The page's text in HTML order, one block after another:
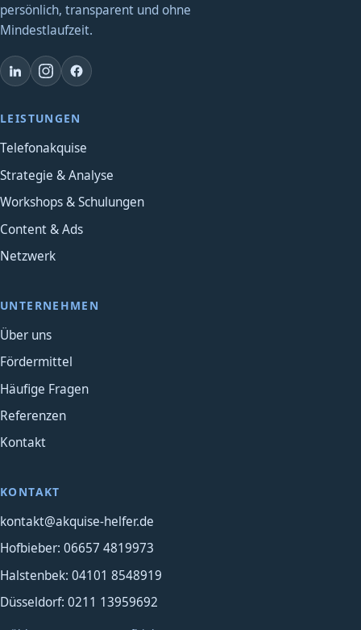
persönlich, transparent und ohne
Mindestlaufzeit.
LEISTUNGEN
Telefonakquise
Strategie & Analyse
Workshops & Schulungen
Content & Ads
Netzwerk
UNTERNEHMEN
Über uns
Fördermittel
Häufige Fragen
Referenzen
Kontakt
KONTAKT
kontakt@akquise-helfer.de
Hofbieber: 06657 4819973
Halstenbek: 04101 8548919
Düsseldorf: 0211 13959692